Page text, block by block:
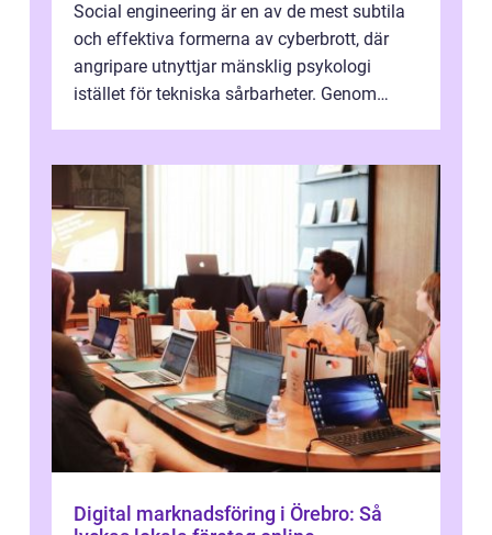
Social engineering är en av de mest subtila
och effektiva formerna av cyberbrott, där
angripare utnyttjar mänsklig psykologi
istället för tekniska sårbarheter. Genom
Digital marknadsföring i Örebro: Så